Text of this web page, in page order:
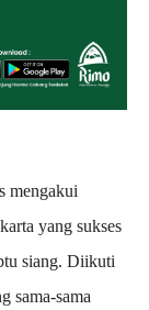
mengakui
yang sukses
siang. Diikuti
sama-sama